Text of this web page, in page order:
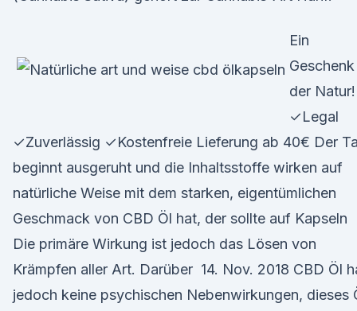
Ein
Geschenk
der Natur!
✓Legal
✓Zuverlässig ✓Kostenfreie Lieferung ab 40€ Der
beginnt ausgeruht und die Inhaltsstoffe wirken auf
natürliche Weise mit dem starken, eigentümlichen
Geschmack von CBD Öl hat, der sollte auf Kapseln
Die primäre Wirkung ist jedoch das Lösen von
Krämpfen aller Art. Darüber 14. Nov. 2018 CBD Öl
jedoch keine psychischen Nebenwirkungen, dieses